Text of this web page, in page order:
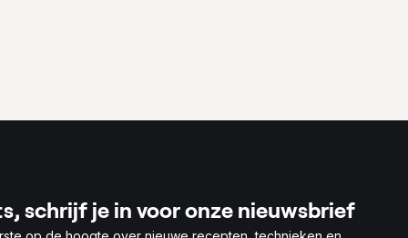
schrijf je in voor onze nieuwsbrief